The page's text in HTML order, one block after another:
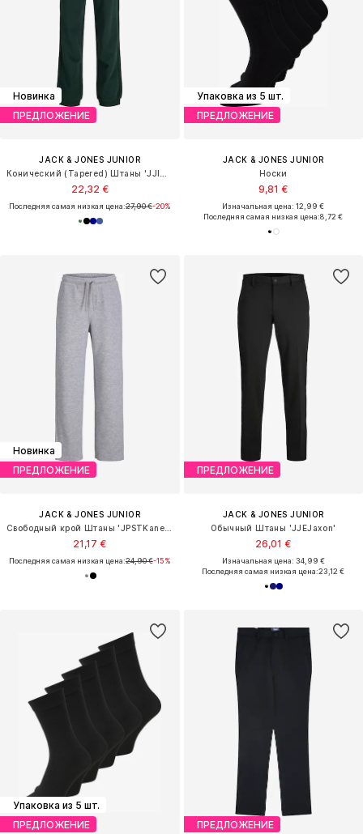
Новинка
ПРЕДЛОЖЕНИЕ
JACK & JONES JUNIOR
22,32 €
Последняя самая низкая цена:27,90 €-20%
Упаковка из 5 шт.
ПРЕДЛОЖЕНИЕ
JACK & JONES JUNIOR
Носки
9,81 €
Изначальная цена: 12,99 €
Последняя самая низкая цена:8,72 €
Новинка
ПРЕДЛОЖЕНИЕ
JACK & JONES JUNIOR
21,17 €
Последняя самая низкая цена:24,90 €-15%
ПРЕДЛОЖЕНИЕ
JACK & JONES JUNIOR
Обычный Штаны 'JJEJaxon'
26,01 €
Изначальная цена: 34,99 €
Последняя самая низкая цена:23,12 €
Упаковка из 5 шт.
ПРЕДЛОЖЕНИЕ
ПРЕДЛОЖЕНИЕ